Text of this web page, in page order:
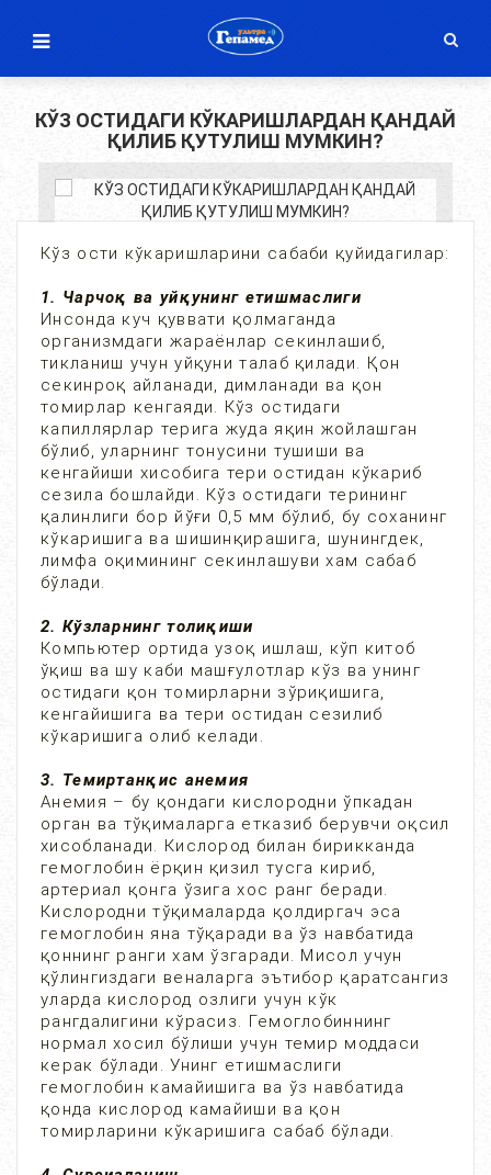
КЎЗ ОСТИДАГИ КЎКАРИШЛАРДАН ҚАНДАЙ
ҚИЛИБ ҚУТУЛИШ МУМКИН?
Кўз ости кўкаришларини сабаби қуйидагилар:
1. Чарчоқ ва уйқунинг етишмаслиги
Инсонда куч қуввати қолмаганда
организмдаги жараёнлар секинлашиб,
тикланиш учун уйқуни талаб қилади. Қон
секинроқ айланади, димланади ва қон
томирлар кенгаяди. Кўз остидаги
капиллярлар терига жуда яқин жойлашган
бўлиб, уларнинг тонусини тушиши ва
кенгайиши хисобига тери остидан кўкариб
сезила бошлайди. Кўз остидаги терининг
қалинлиги бор йўғи 0,5 мм бўлиб, бу соханинг
кўкаришига ва шишинқирашига, шунингдек,
лимфа оқимининг секинлашуви хам сабаб
бўлади.
2. Кўзларнинг толиқиши
Компьютер ортида узоқ ишлаш, кўп китоб
ўқиш ва шу каби машғулотлар кўз ва унинг
остидаги қон томирларни зўриқишига,
кенгайишига ва тери остидан сезилиб
кўкаришига олиб келади.
3. Темиртанқис анемия
Анемия – бу қондаги кислородни ўпкадан
орган ва тўқималарга етказиб берувчи оқсил
хисобланади. Кислород билан бирикканда
гемоглобин ёрқин қизил тусга кириб,
артериал қонга ўзига хос ранг беради.
Кислородни тўқималарда қолдиргач эса
гемоглобин яна тўқаради ва ўз навбатида
қоннинг ранги хам ўзгаради. Мисол учун
қўлингиздаги веналарга эътибор қаратсангиз
уларда кислород озлиги учун кўк
рангдалигини кўрасиз. Гемоглобиннинг
нормал хосил бўлиши учун темир моддаси
керак бўлади. Унинг етишмаслиги
гемоглобин камайишига ва ўз навбатида
қонда кислород камайиши ва қон
томирларини кўкаришига сабаб бўлади.